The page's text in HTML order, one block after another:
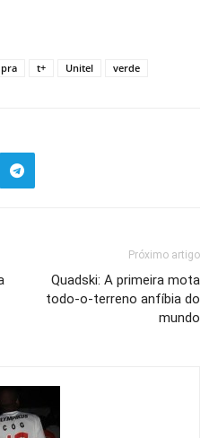
t+ Unitel verde
Próximo artigo
Quadski: A primeira mota
todo-o-terreno anfíbia do
mundo